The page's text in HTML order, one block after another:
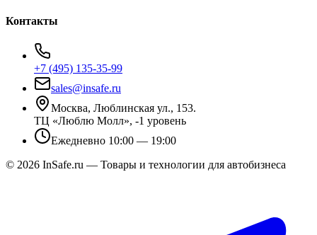
Контакты
+7 (495) 135-35-99
sales@insafe.ru
Москва, Люблинская ул., 153.
ТЦ «Люблю Молл», -1 уровень
Ежедневно 10:00 — 19:00
© 2026 InSafe.ru — Товары и технологии для автобизнеса